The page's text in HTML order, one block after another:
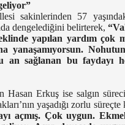
sakinlerinden 57
dengelediğini belirterek,
yapılan yardım çok
yanaşamıyorsun.
an sağlanan bu faydayı
Hasan Erkuş ise salgın
yaşadığı zorlu
açmış. Çok uygun.